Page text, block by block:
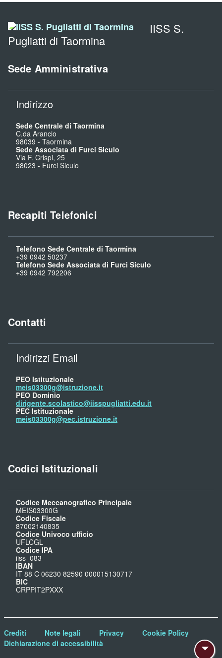
IISS S.
Pugliatti di Taormina
Sede Amministrativa
Indirizzo
Sede Centrale di Taormina
C.da Arancio
98039 - Taormina
Sede Associata di Furci Siculo
Via F. Crispi, 25
98023 - Furci Siculo
Recapiti Telefonici
Telefono Sede Centrale di Taormina
+39 0942 50237
Telefono Sede Associata di Furci Siculo
+39 0942 792206
Contatti
Indirizzi Email
PEO Istituzionale
meis03300g@istruzione.it
PEO Dominio
dirigente.scolastico@iisspugliatti.edu.it
PEC Istituzionale
meis03300g@pec.istruzione.it
Codici Istituzionali
Codice Meccanografico Principale
MEIS03300G
Codice Fiscale
87002140835
Codice Univoco ufficio
UFLCGL
Codice IPA
iiss_083
IBAN
IT 88 C 06230 82590 000015130717
BIC
CRPPIT2PXXX
Crediti Note legali Privacy
Cookie Policy
Dichiarazione di accessibilità
su